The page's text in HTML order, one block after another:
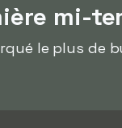
mi-
le plus de